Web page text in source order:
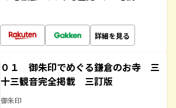
詳細を見る
０１ 御朱印でめぐる鎌倉のお寺 三
十三観音完全掲載 三訂版
御朱印